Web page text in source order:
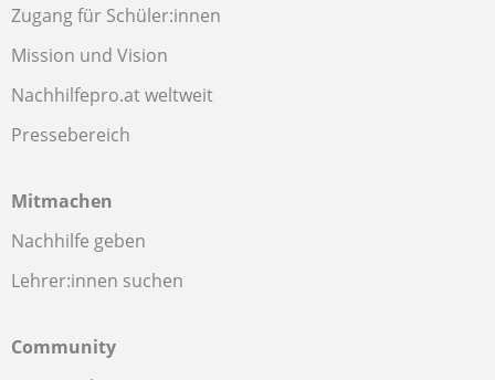
Zugang für Schüler:innen
Mission und Vision
Nachhilfepro.at weltweit
Pressebereich
Mitmachen
Nachhilfe geben
Lehrer:innen suchen
Community